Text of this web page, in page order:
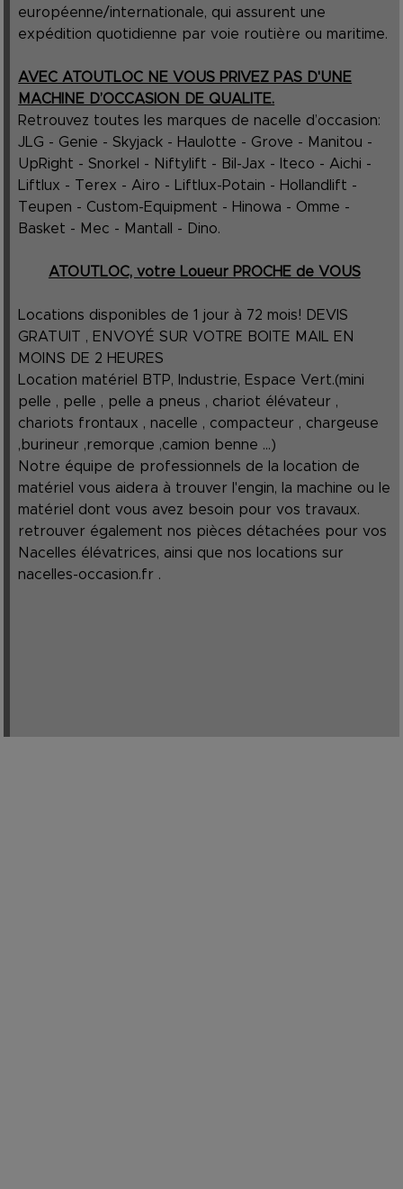
européenne/internationale, qui assurent une
expédition quotidienne par voie routière ou maritime.
AVEC ATOUTLOC NE VOUS PRIVEZ PAS D'UNE
MACHINE D’OCCASION DE QUALITE.
Retrouvez toutes les marques de nacelle d’occasion:
JLG - Genie - Skyjack - Haulotte - Grove - Manitou -
UpRight - Snorkel - Niftylift - Bil-Jax - Iteco - Aichi -
Liftlux - Terex - Airo - Liftlux-Potain - Hollandlift -
Teupen - Custom-Equipment - Hinowa - Omme -
Basket - Mec - Mantall - Dino.
ATOUTLOC, votre Loueur PROCHE de VOUS
Locations disponibles de 1 jour à 72 mois! DEVIS
GRATUIT , ENVOYÉ SUR VOTRE BOITE MAIL EN
MOINS DE 2 HEURES
Location matériel BTP, Industrie, Espace Vert.(mini
pelle , pelle , pelle a pneus , chariot élévateur ,
chariots frontaux , nacelle , compacteur , chargeuse
,burineur ,remorque ,camion benne ...)
Notre équipe de professionnels de la location de
matériel vous aidera à trouver l'engin, la machine ou le
matériel dont vous avez besoin pour vos travaux.
retrouver également nos pièces détachées pour vos
Nacelles élévatrices, ainsi que nos locations sur
nacelles-occasion.fr .